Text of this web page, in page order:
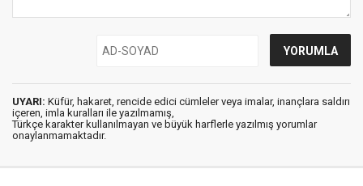
UYARI: Küfür, hakaret, rencide edici cümleler veya imalar, inançlara saldırı
içeren, imla kuralları ile yazılmamış,
Türkçe karakter kullanılmayan ve büyük harflerle yazılmış yorumlar
onaylanmamaktadır.